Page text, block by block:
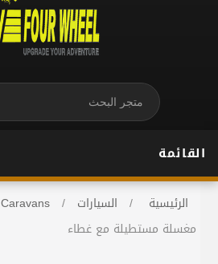
القائمة
الرئيسية / السيارات /
Caravans
مغسلة مستطيلة مع غطاء